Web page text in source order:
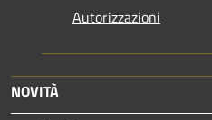
Autorizzazioni
NOVITÀ